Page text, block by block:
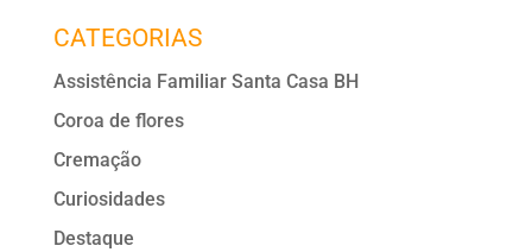
c
e
b
o
o
k
tt
er
at
s
A
l
e
CATEGORIAS
Assistência Familiar Santa Casa BH
Coroa de flores
Cremação
Curiosidades
Destaque